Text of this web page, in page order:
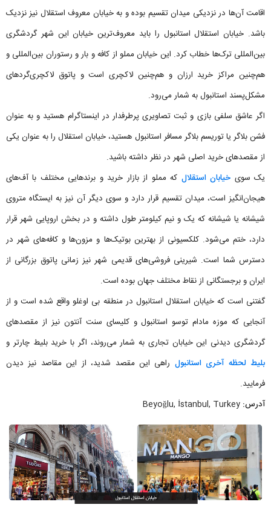
اقامت آن‌ها در نزدیکی میدان تقسیم بوده و به خیابان معروف استقلال نیز نزدیک
باشد. خیابان استقلال استانبول را باید معروف‌ترین خیابان این شهر گردشگری
بین‌المللی ترک‌ها خطاب کرد. این خیابان مملو از کافه و بار و رستوران بین‌المللی و
هم‌چنین مراکز خرید ارزان و هم‌چنین لاکچری است و پاتوق لاکچری‌گردهای
مشکل‌پسند استانبول به شمار می‌رود.
اگر عاشق سلفی بازی و ثبت تصاویری پرطرفدار در اینستاگرام هستید و به عنوان
فشن بلاگر یا توریسم بلاگر مسافر استانبول هستید، خیابان استقلال را به عنوان یکی
از مقصدهای خرید اصلی شهر در نظر داشته باشید.
یک سوی خیابان استقلال که مملو از بازار خرید و برندهایی مختلف با آف‌های
هیجان‌انگیز است، میدان تقسیم قرار دارد و سوی دیگر آن نیز به ایستگاه متروی
شیشانه یا شیشانه که یک و نیم کیلومتر طول داشته و در بخش اروپایی شهر قرار
دارد، ختم می‌شود. کلکسیونی از بهترین بوتیک‌ها و مزون‌ها و کافه‌های شهر در
دسترس شما است. شیرینی فروشی‌های قدیمی شهر نیز زمانی پاتوق بزرگانی از
ایران و برجستگانی از نقاط مختلف جهان بوده است.
گفتنی است که خیابان استقلال استانبول در منطقه بی اوغلو واقع شده است و از
آنجایی که موزه مادام توسو استانبول و کلیسای سنت آنتون نیز از مقصدهای
گردشگری دیدنی این خیابان تجاری به شمار می‌روند، اگر با خرید بلیط چارتر و
بلیط لحظه آخری استانبول راهی این مقصد شدید، از این مقاصد نیز دیدن
فرمایید.
آدرس: